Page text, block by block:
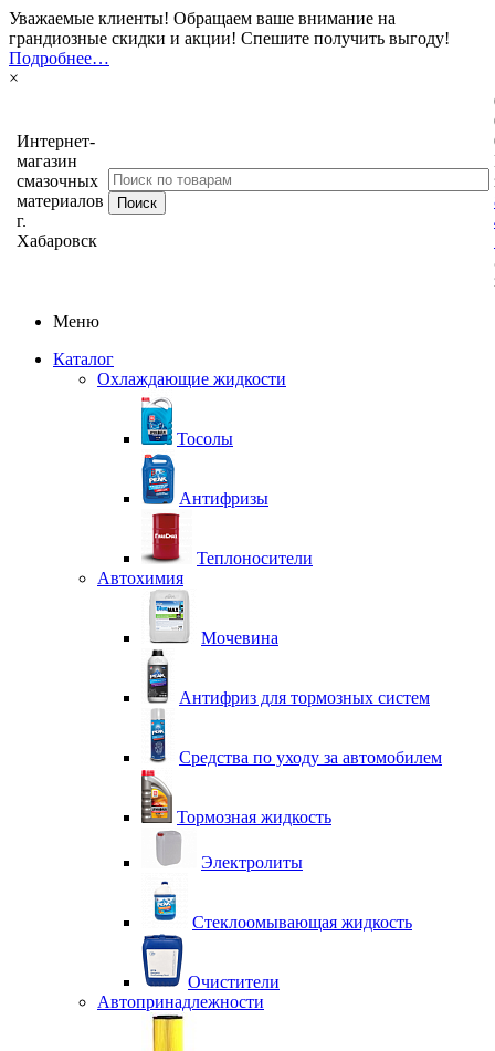
Уважаемые клиенты! Обращаем ваше внимание на
грандиозные скидки и акции! Спешите получить выгоду!
Подробнее…
×
Интернет-
магазин
смазочных
материалов
г.
Хабаровск
Меню
Каталог
Охлаждающие жидкости
Тосолы
Антифризы
Теплоносители
Автохимия
Мочевина
Антифриз для тормозных систем
Средства по уходу за автомобилем
Тормозная жидкость
Электролиты
Стеклоомывающая жидкость
Очистители
Автопринадлежности